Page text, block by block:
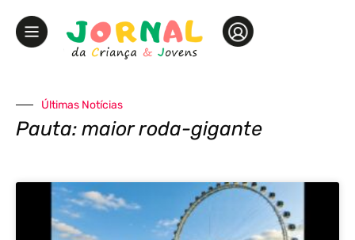
Últimas Notícias
Pauta: maior roda-gigante